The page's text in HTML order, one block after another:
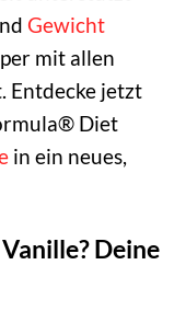
Gewicht
mit allen
Entdecke jetzt
Diet
in ein neues,
Deine